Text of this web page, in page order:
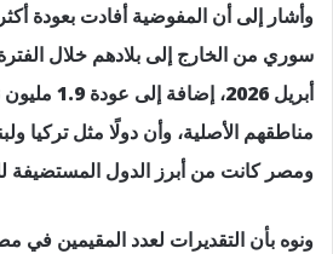
أبريل 2026،
مناطقهم الأصلية، وأن دولًا مثل تركيا
ومصر كانت من أبرز الدول المستضيفة
ونوه بأن التقديرات لعدد المقيمين